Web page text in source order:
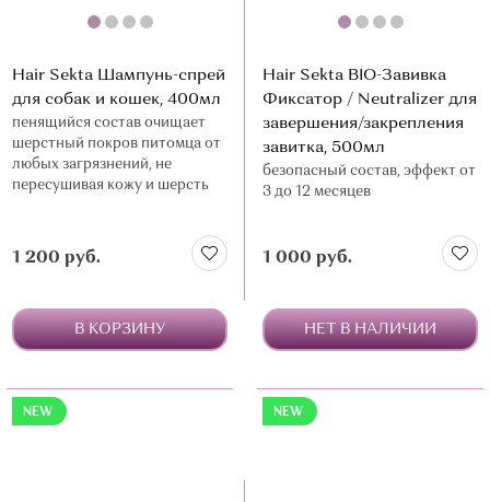
Hair Sekta Шампунь-спрей
для собак и кошек, 400мл
пенящийся состав очищает
шерстный покров питомца от
любых загрязнений, не
пересушивая кожу и шерсть
1 200 руб.
В КОРЗИНУ
Hair Sekta BIO-Завивка
Фиксатор / Neutralizer для
завершения/закрепления
завитка, 500мл
безопасный состав, эффект от
3 до 12 месяцев
1 000 руб.
НЕТ В НАЛИЧИИ
NEW NEW